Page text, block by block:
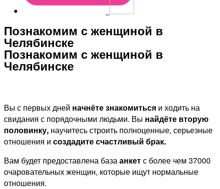
Познакомим с женщиной в
Челябинске
Познакомим с женщиной в
Челябинске
Вы с первых дней начнёте знакомиться и ходить на
свидания с порядочными людьми. Вы найдёте вторую
половинку, научитесь строить полноценные, серьезные
отношения и создадите счастливый брак.
Вам будет предоставлена базаанкетс более чем 37000
очаровательных женщин, которые ищут нормальные
отношения.